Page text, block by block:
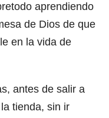
aprendiendo
de Dios de que
en la vida de
antes de salir a
tienda, sin ir